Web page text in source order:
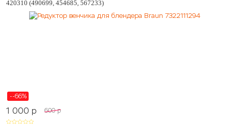
420310 (490699, 454685, 567233)
--66%
1 000 p 600 p